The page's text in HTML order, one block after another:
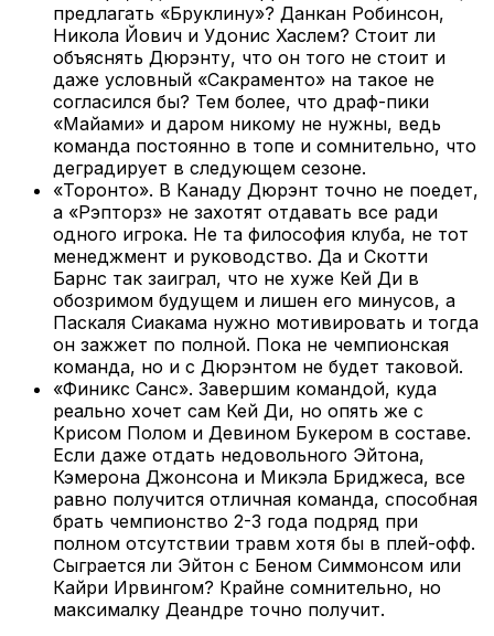
предлагать «Бруклину»? Данкан Робинсон,
Никола Йович и Удонис Хаслем? Стоит ли
объяснять Дюрэнту, что он того не стоит и
даже условный «Сакраменто» на такое не
согласился бы? Тем более, что драф-пики
«Майами» и даром никому не нужны, ведь
команда постоянно в топе и сомнительно, что
деградирует в следующем сезоне.
«Торонто». В Канаду Дюрэнт точно не поедет,
а «Рэпторз» не захотят отдавать все ради
одного игрока. Не та философия клуба, не тот
менеджмент и руководство. Да и Скотти
Барнс так заиграл, что не хуже Кей Ди в
обозримом будущем и лишен его минусов, а
Паскаля Сиакама нужно мотивировать и тогда
он зажжет по полной. Пока не чемпионская
команда, но и с Дюрэнтом не будет таковой.
«Финикс Санс». Завершим командой, куда
реально хочет сам Кей Ди, но опять же с
Крисом Полом и Девином Букером в составе.
Если даже отдать недовольного Эйтона,
Кэмерона Джонсона и Микэла Бриджеса, все
равно получится отличная команда, способная
брать чемпионство 2-3 года подряд при
полном отсутствии травм хотя бы в плей-офф.
Сыграется ли Эйтон с Беном Симмонсом или
Кайри Ирвингом? Крайне сомнительно, но
максималку Деандре точно получит.